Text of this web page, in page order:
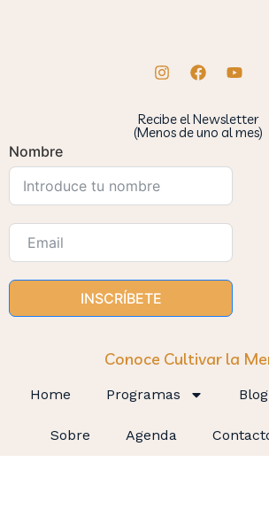
Recibe el Newsletter
(Menos de uno al mes)
Nombre
INSCRÍBETE
Conoce Cultivar la
Home Programas Blog
Sobre Agenda